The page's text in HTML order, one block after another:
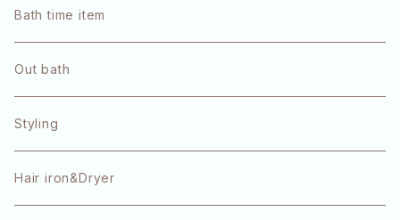
pulūto
Refa
OLAPLEX
TOKIO
Bath time item
Out bath
Styling
Hair iron&Dryer